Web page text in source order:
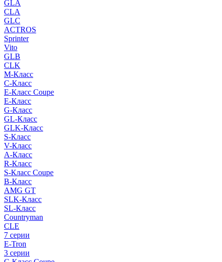
GLA
CLA
GLC
ACTROS
Sprinter
Vito
GLB
CLK
M-Класс
C-Класс
E-Класс Coupe
E-Класс
G-Класс
GL-Класс
GLK-Класс
S-Класс
V-Класс
A-Класс
R-Класс
S-Класс Сoupe
B-Класс
AMG GT
SLK-Класс
SL-Класс
Countryman
CLE
7 серии
E-Tron
3 серии